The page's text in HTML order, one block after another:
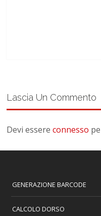
Lascia Un Commento
Devi essereconnesso
GENERAZIONE BARCODE
CALCOLO DORSO